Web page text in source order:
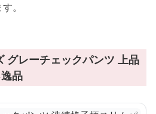
。
グレーチェックパンツ 上品
品